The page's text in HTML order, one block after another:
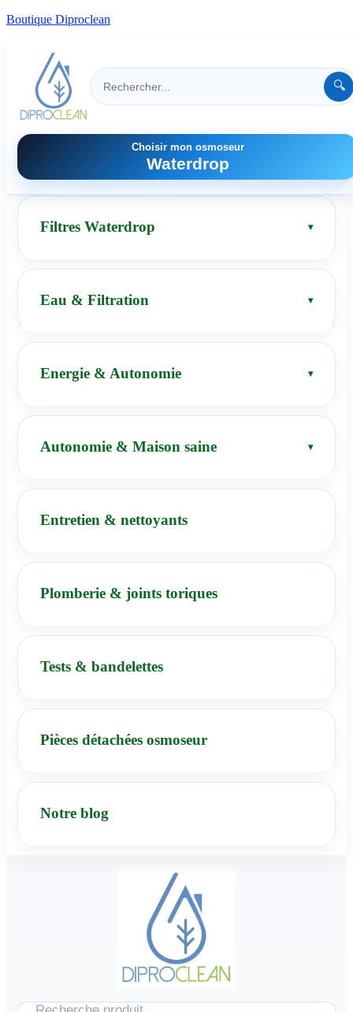
Boutique Diproclean
🔍
Choisir mon osmoseur
Waterdrop
Filtres Waterdrop
Eau & Filtration
Energie & Autonomie
Autonomie & Maison saine
Entretien & nettoyants
Plomberie & joints toriques
Tests & bandelettes
Pièces détachées osmoseur
Notre blog